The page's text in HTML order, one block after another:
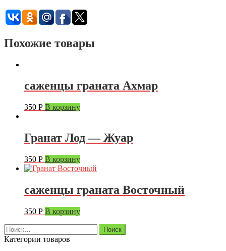
Похожие товары
саженцы граната Ахмар
350 Р В корзину
Гранат Лод — Жуар
350 Р В корзину
саженцы граната Восточный
350 Р В корзину
Найти:
Категории товаров